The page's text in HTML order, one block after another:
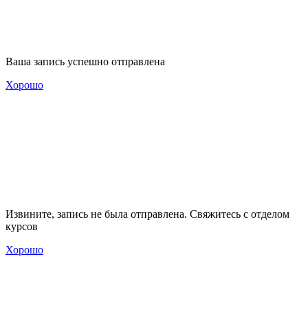
Ваша запись успешно отправлена
Хорошо
Извините, запись не была отправлена. Свяжитесь с отделом
курсов
Хорошо